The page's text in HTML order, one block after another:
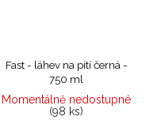
Fast - láhev na pití černá -
750 ml
Momentálně nedostupné
(98 ks)